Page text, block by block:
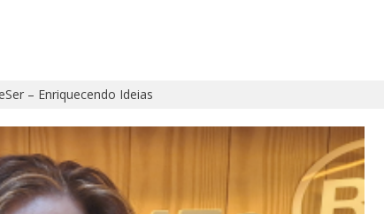
– Enriquecendo Ideias